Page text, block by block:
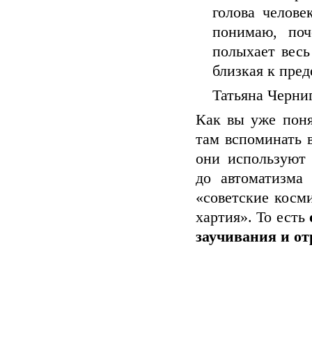
голова
понимаю,
полыхает
близкая к
Татьяна
Как вы уже
там вспоминать
они
до
«советские
хартия». То есть
заучивания и